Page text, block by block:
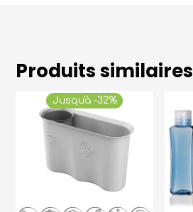
Produits similaires
Jusqu'à -32%